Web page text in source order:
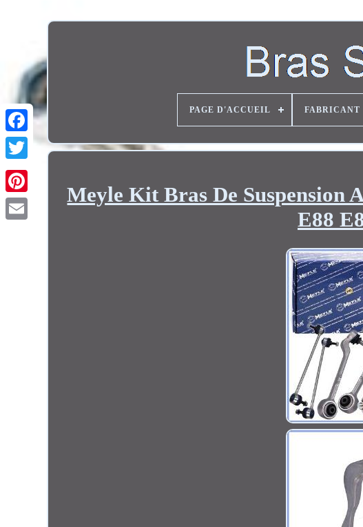
Twitter
PAGE D'ACCUEIL FABRICANT
Meyle Kit Bras De Suspension
E88